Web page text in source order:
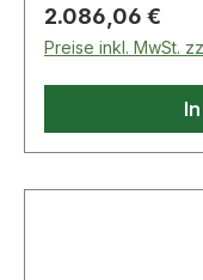
Regulärer Preis:
2.086,06 €
Preise inkl. MwSt.